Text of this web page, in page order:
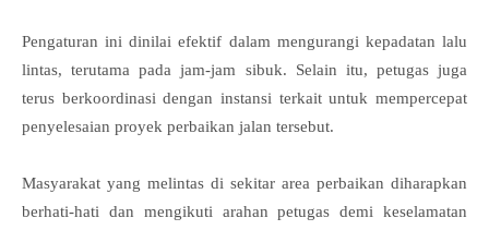
Pengaturan ini dinilai efektif dalam mengurangi kepadatan lalu
lintas, terutama pada jam-jam sibuk. Selain itu, petugas juga
terus berkoordinasi dengan instansi terkait untuk mempercepat
penyelesaian proyek perbaikan jalan tersebut.
Masyarakat yang melintas di sekitar area perbaikan diharapkan
berhati-hati dan mengikuti arahan petugas demi keselamatan